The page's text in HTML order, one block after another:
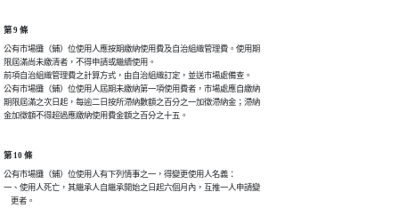
第 9 條
公有市場攤（鋪）位使用人應按期繳納使用費及自治組織管理費。使用期
限屆滿尚未繳清者，不得申請或繼續使用。
前項自治組織管理費之計算方式，由自治組織訂定，並送市場處備查。
公有市場攤（鋪）位使用人屆期未繳納第一項使用費者，市場處應自繳納
期限屆滿之次日起，每逾二日按所滯納數額之百分之一加徵滯納金；滯納
金加徵額不得超過應繳納使用費金額之百分之十五。
第 10 條
公有市場攤（鋪）位使用人有下列情事之一，得變更使用人名義：
一、使用人死亡，其繼承人自繼承開始之日起六個月內，互推一人申請變
    更者。